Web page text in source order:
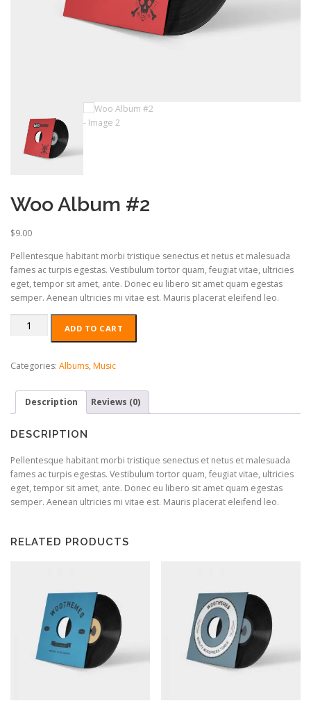
Woo Album #2
$9.00
Pellentesque habitant morbi tristique senectus et netus et malesuada
fames ac turpis egestas. Vestibulum tortor quam, feugiat vitae, ultricies
eget, tempor sit amet, ante. Donec eu libero sit amet quam egestas
semper. Aenean ultricies mi vitae est. Mauris placerat eleifend leo.
quantity
ADD TO CART
Categories: Albums, Music
Description Reviews (0)
DESCRIPTION
Pellentesque habitant morbi tristique senectus et netus et malesuada
fames ac turpis egestas. Vestibulum tortor quam, feugiat vitae, ultricies
eget, tempor sit amet, ante. Donec eu libero sit amet quam egestas
semper. Aenean ultricies mi vitae est. Mauris placerat eleifend leo.
RELATED PRODUCTS